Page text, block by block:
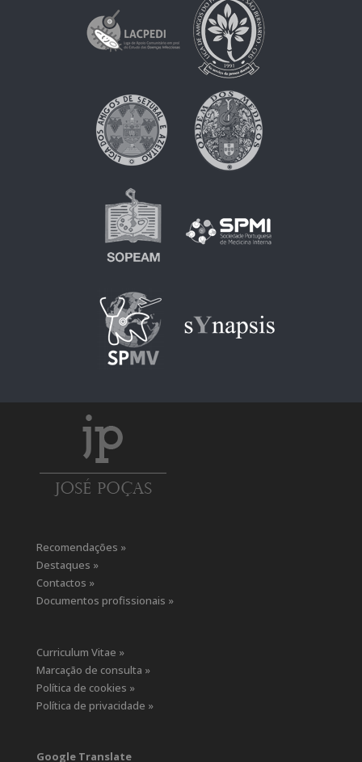
Recomendações »
Destaques »
Contactos »
Documentos profissionais »
Curriculum Vitae »
Marcação de consulta »
Política de cookies »
Política de privacidade »
Google Translate